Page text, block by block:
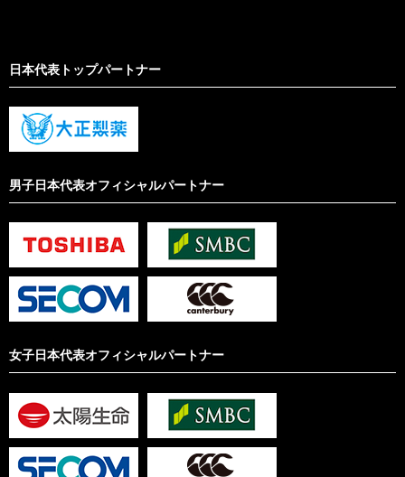
日本代表トップパートナー
男子日本代表オフィシャルパートナー
女子日本代表オフィシャルパートナー